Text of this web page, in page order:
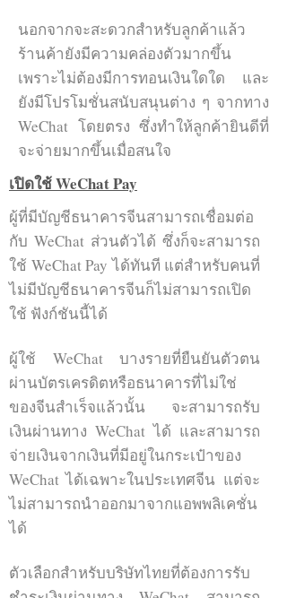
แต่วิธีการเพิ่มเพื่อนที่นิยมใช้มากที่สุด
โดยเฉพาะตอนแอพพลิเคชั่นนี้ออกมา
ใหม่ใหม่นั่นก็คือการเขย่า ซึ่งเมื่อผู้ใช้ที่
อยู่ส่วนไหนในโลกก็ตามเขย่าพร้อมกัน
ก็จะสามารถเพิ่มเป็นเพื่อนกันได้ โดย
วิธีนี้อาจจะดูแปลกเพราะนอกจากจะไม่
สามารถกำหนดคนที่อยากจะเพิ่มได้อีก
ทั้งอาจจะสงสัยว่าใครอยากจะเพิ่มคน
แปลกหน้า
ที่วิธีนี้ได้รับความนิยมสูงในจีนก็เพราะ
ว่าแอพพลิเคชั่น WeChat ได้ถูกสร้างมา
เพื่อเชื่อมต่อคนเข้าด้วยกันโดยทาง
WeChat แจ้งว่าฟังก์ชั่นการเขย่าหา
เพื่อนนี้ได้สร้างมาเพื่อ ตอบโจทย์โลก
ดิจิตอลที่คนหลายหลายคนหมกมุ่นกับ
อิเล็กทรอนิกส์มากขึ้นและมีชีวิตที่เร่ง
รีบจนไม่มีเวลาสร้างสายสัมพันธ์กับ
เพื่อนใหม่ๆ ฟังก์ชันนี้จึงเป็นทางออก
สำหรับคนที่ต้องการหาเพื่อนคุยใหม่
นอกจากเพื่อนปัจจุบัน
บัญชี WeChat หนึ่งบัญชีสามารถมีเพื่อน
ได้มากสุด 5000 คน
นอกจากจะสะดวกสำหรับลูกค้าแล้ว
ร้านค้ายังมีความคล่องตัวมากขึ้น
เพราะไม่ต้องมีการทอนเงินใดใด และ
ยังมีโปรโมชั่นสนับสนุนต่าง ๆ จากทาง
WeChat โดยตรง ซึ่งทำให้ลูกค้ายินดีที่
จะจ่ายมากขึ้นเมื่อสนใจ
เปิดใช้ WeChat Pay
ผู้ที่มีบัญชีธนาคารจีนสามารถเชื่อมต่อ
กับ WeChat ส่วนตัวได้ ซึ่งก็จะสามารถ
ใช้ WeChat Pay ได้ทันที แต่สำหรับคนที่
ไม่มีบัญชีธนาคารจีนก็ไม่สามารถเปิด
ใช้ ฟังก์ชันนี้ได้
ผู้ใช้ WeChat บางรายที่ยืนยันตัวตน
ผ่านบัตรเครดิตหรือธนาคารที่ไม่ใช่
ของจีนสำเร็จแล้วนั้น จะสามารถรับ
เงินผ่านทาง WeChat ได้ และสามารถ
จ่ายเงินจากเงินที่มีอยู่ในกระเป๋าของ
WeChat ได้เฉพาะในประเทศจีน แต่จะ
ไม่สามารถนำออกมาจากแอพพลิเคชั่น
ได้
ตัวเลือกสำหรับบริษัทไทยที่ต้องการรับ